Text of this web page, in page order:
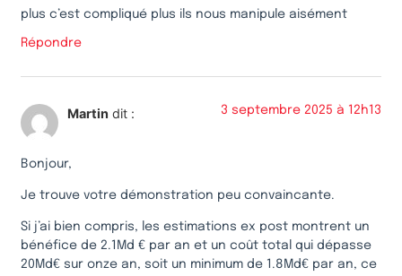
plus c’est compliqué plus ils nous manipule aisément
Répondre
Martin dit : 3 septembre 2025 à 12h13
Bonjour,
Je trouve votre démonstration peu convaincante.
Si j’ai bien compris, les estimations ex post montrent un
bénéfice de 2.1Md € par an et un coût total qui dépasse
20Md€ sur onze an, soit un minimum de 1.8Md€ par an, ce